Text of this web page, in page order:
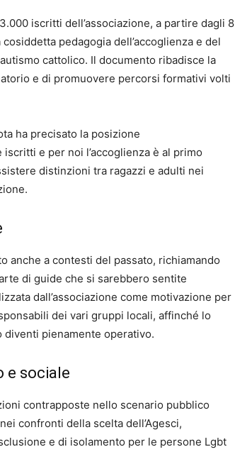
iscritti dell’associazione, a partire dagli 8
pedagogia dell’accoglienza e del
cattolico. Il documento ribadisce la
e di promuovere percorsi formativi volti
ha precisato la posizione
e per noi l’accoglienza è al primo
distinzioni tra ragazzi e adulti nei
anche a contesti del passato, richiamando
di guide che si sarebbero sentite
dall’associazione come motivazione per
dei vari gruppi locali, affinché lo
diventi pienamente operativo.
e sociale
contrapposte nello scenario pubblico
confronti della scelta dell’Agesci,
e di isolamento per le persone Lgbt